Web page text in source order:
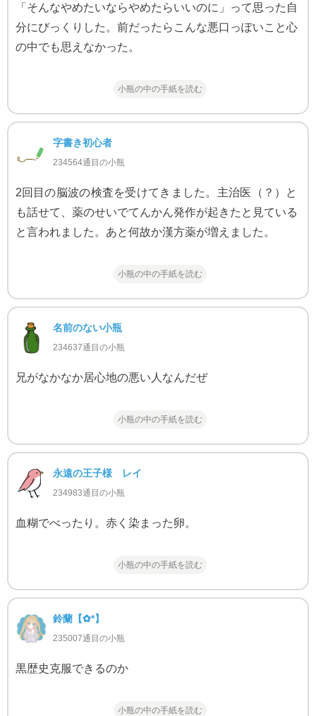
「そんなやめたいならやめたらいいのに」って思った自
分にびっくりした。前だったらこんな悪口っぽいこと心
の中でも思えなかった。
小瓶の中の手紙を読む
字書き初心者
234564通目の小瓶
2回目の脳波の検査を受けてきました。主治医（？）と
も話せて、薬のせいでてんかん発作が起きたと見ている
と言われました。あと何故か漢方薬が増えました。
小瓶の中の手紙を読む
名前のない小瓶
234637通目の小瓶
兄がなかなか居心地の悪い人なんだぜ
小瓶の中の手紙を読む
永遠の王子様 レイ
234983通目の小瓶
血糊でべったり。赤く染まった卵。
小瓶の中の手紙を読む
鈴蘭‬【✿*】
235007通目の小瓶
黒歴史克服できるのか
小瓶の中の手紙を読む